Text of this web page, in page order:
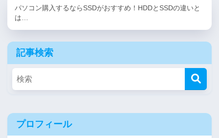
パソコン購入するならSSDがおすすめ！HDDとSSDの違いと
は…
記事検索
プロフィール